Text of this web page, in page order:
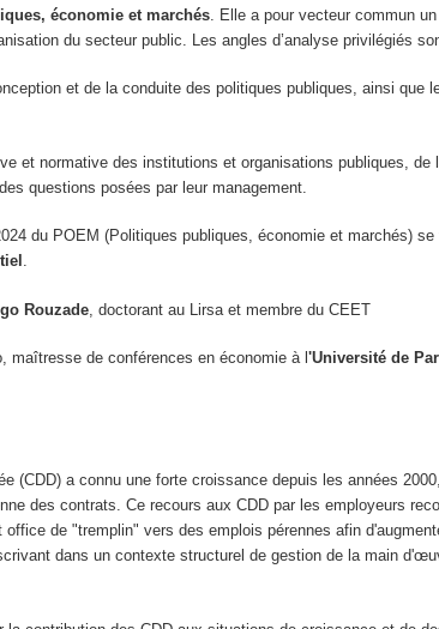
économie et marchés . Elle a pour vecteur commun
du secteur public. Les angles d’analyse privilégiés
et de la conduite des politiques publiques, ainsi que
et normative des institutions et organisations publiques, de
questions posées par leur management.
du POEM (Politiques publiques, économie et marchés) se
.
Rouzade , doctorant au Lirsa et membre du CEET
maîtresse de conférences en économie à l'Université de
(CDD) a connu une forte croissance depuis les années
des contrats. Ce recours aux CDD par les employeurs
de "tremplin" vers des emplois pérennes afin
dans un contexte structurel de gestion de la main